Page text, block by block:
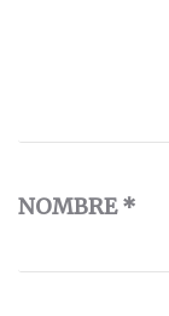
NOMBRE*